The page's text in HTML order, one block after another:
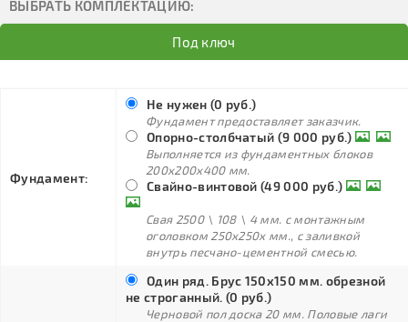
ВЫБРАТЬ КОМПЛЕКТАЦИЮ:
Под ключ
Фундамент:
Не нужен (0 руб.)
Фундамент предоставляет заказчик.
Опорно-столбчатый (9 000 руб.)
Выполняется из фундаментных блоков
200х200х400 мм.
Свайно-винтовой (49 000 руб.)
Свая 2500 \ 108 \ 4 мм. с монтажным
оголовком 250х250х мм., с заливкой
внутрь песчано-цементной смесью.
Один ряд. Брус 150х150 мм. обрезной
не строганный. (0 руб.)
Черновой пол доска 20 мм. Половые лаги